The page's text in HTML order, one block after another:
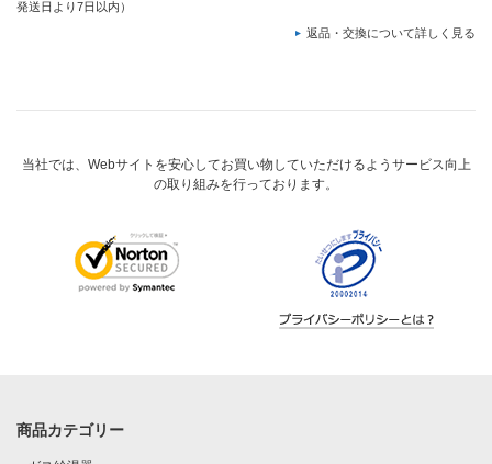
発送日より7日以内）
返品・交換について詳しく見る
当社では、Webサイトを安心してお買い物していただけるようサービス向上
の取り組みを行っております。
商品カテゴリー